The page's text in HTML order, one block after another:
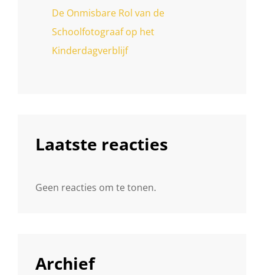
De Onmisbare Rol van de
Schoolfotograaf op het
Kinderdagverblijf
Laatste reacties
Geen reacties om te tonen.
Archief